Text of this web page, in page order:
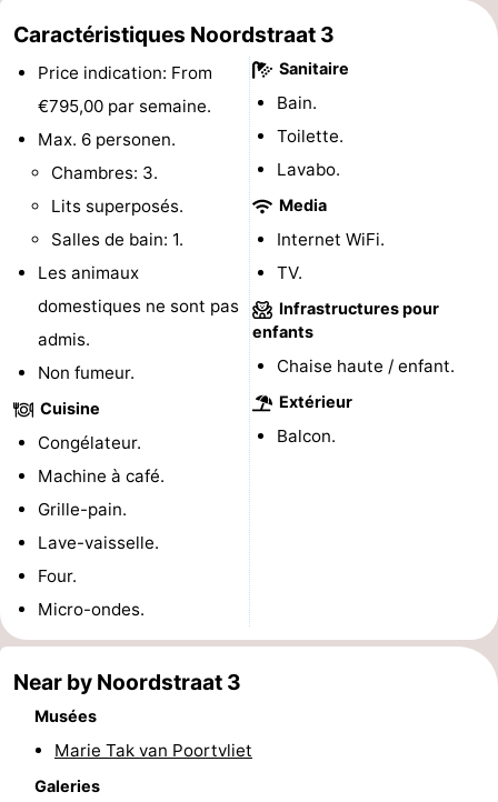
mini-
bien-
&
Nature
guidées
Sports
Piscines
Randonnée
Manèges
-
Terrains
de
golf
Peche
Sportive
-
Equitation
Conduite
de
l'anneau
Boire
et
Événements
Pratiques
Forum
Caractéristiques Noordstraat 3
Price indication: From
€795,00 par semaine.
Max. 6 personen.
Chambres: 3.
Lits superposés.
Salles de bain: 1.
Les animaux
domestiques ne sont pas
admis.
Non fumeur.
Cuisine
Congélateur.
Machine à café.
Grille-pain.
Lave-vaisselle.
Four.
Micro-ondes.
Sanitaire
Bain.
Toilette.
Lavabo.
Media
Internet WiFi.
TV.
Infrastructures pour
enfants
Chaise haute / enfant.
Extérieur
Balcon.
Near by Noordstraat 3
Musées
Marie Tak van Poortvliet
Galeries